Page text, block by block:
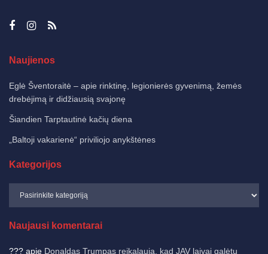
Naujienos
Eglė Šventoraitė – apie rinktinę, legionierės gyvenimą, žemės
drebėjimą ir didžiausią svajonę
Šiandien Tarptautinė kačių diena
„Baltoji vakarienė“ priviliojo anykštėnes
Kategorijos
Naujausi komentarai
??? apie Donaldas Trumpas reikalauja, kad JAV laivai galėtų